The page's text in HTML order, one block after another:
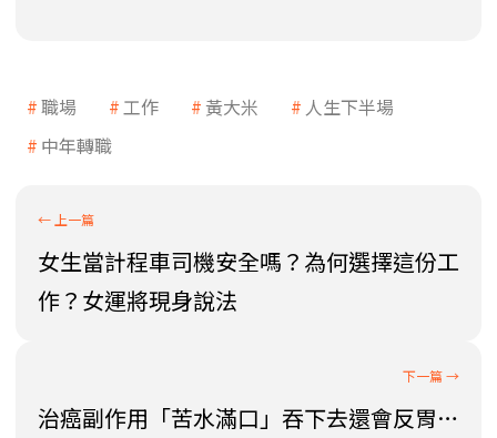
職場 工作 黃大米
人生下半場
中年轉職
女生當計程車司機安全嗎？為何選擇這份工
作？女運將現身說法
治癌副作用「苦水滿口」吞下去還會反胃…